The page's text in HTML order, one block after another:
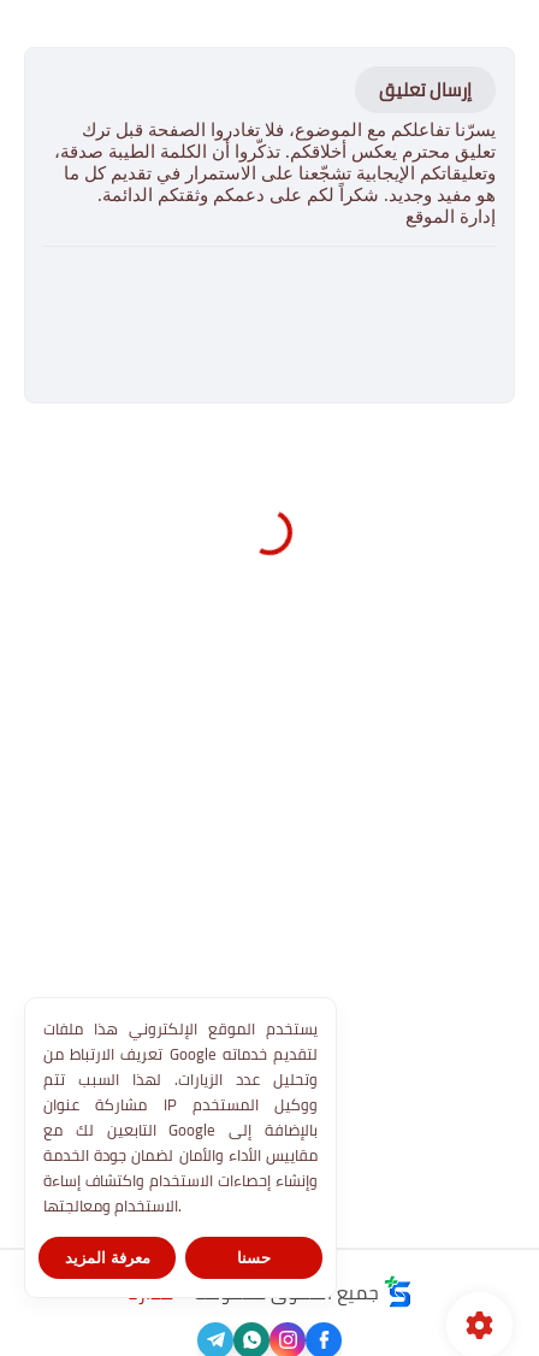
إرسال تعليق
يسرّنا تفاعلكم مع الموضوع، فلا تغادروا الصفحة قبل ترك
تعليق محترم يعكس أخلاقكم. تذكّروا أن الكلمة الطيبة صدقة،
وتعليقاتكم الإيجابية تشجّعنا على الاستمرار في تقديم كل ما
هو مفيد وجديد. شكراً لكم على دعمكم وثقتكم الدائمة.
إدارة الموقع
جميع الحقوق محفوظة © مدارنا
يستخدم الموقع الإلكتروني هذا ملفات
تعريف الارتباط من Google لتقديم خدماته
وتحليل عدد الزيارات. لهذا السبب تتم
مشاركة عنوان IP ووكيل المستخدم
التابعين لك مع Google بالإضافة إلى
مقاييس الأداء والأمان لضمان جودة الخدمة
وإنشاء إحصاءات الاستخدام واكتشاف إساءة
الاستخدام ومعالجتها.
معرفة المزيد حسنا